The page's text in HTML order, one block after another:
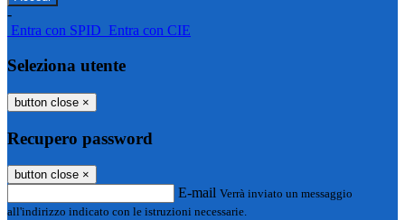
-
Entra con SPID Entra con CIE
Seleziona utente
button close ×
Recupero password
button close ×
E-mail Verrà inviato un messaggio
all'indirizzo indicato con le istruzioni necessarie.